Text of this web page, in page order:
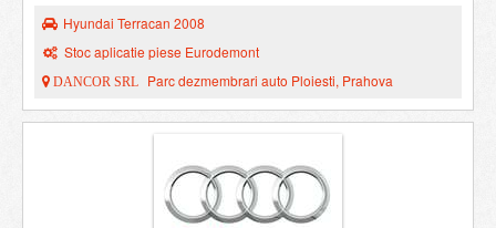
Hyundai Terracan 2008
Stoc aplicatie piese Eurodemont
DANCOR SRL Parc dezmembrari auto Ploiesti, Prahova